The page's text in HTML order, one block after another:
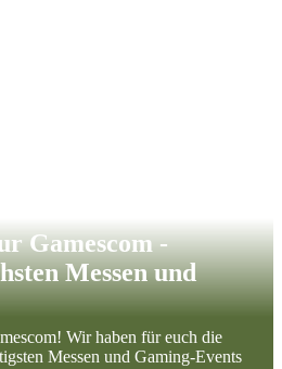
Gamescom -
Messen und
Wir haben für euch die
Messen und Gaming-Events